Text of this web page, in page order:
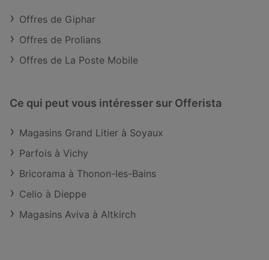
Offres de Giphar
Offres de Prolians
Offres de La Poste Mobile
Ce qui peut vous intéresser sur Offerista
Magasins Grand Litier à Soyaux
Parfois à Vichy
Bricorama à Thonon-les-Bains
Celio à Dieppe
Magasins Aviva à Altkirch